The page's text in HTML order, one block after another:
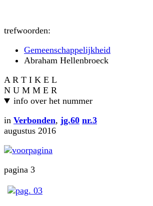
trefwoorden:
Gemeenschappelijkheid
Abraham Hellenbroeck
A R T I K E L
N U M M E R
info over het nummer
in Verbonden, jg.60 nr.3
augustus 2016
pagina 3